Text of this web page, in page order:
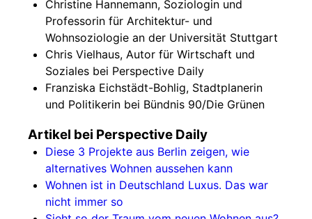
Christine Hannemann, Soziologin und
Professorin für Architektur- und
Wohnsoziologie an der Universität Stuttgart
Chris Vielhaus, Autor für Wirtschaft und
Soziales bei Perspective Daily
Franziska Eichstädt-Bohlig, Stadtplanerin
und Politikerin bei Bündnis 90/Die Grünen
Artikel bei Perspective Daily
Diese 3 Projekte aus Berlin zeigen, wie
alternatives Wohnen aussehen kann
Wohnen ist in Deutschland Luxus. Das war
nicht immer so